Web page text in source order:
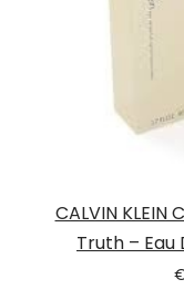
CALVIN KLEIN
Truth –